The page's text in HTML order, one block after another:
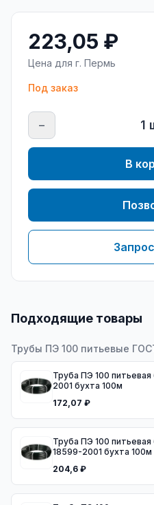
223,05 ₽
Цена для г. Пермь
Под заказ
− 1
В
Подходящие товары
Трубы ПЭ 100 питьевые
Труба ПЭ 100
2001 бухта 100м
172,07 ₽
Труба ПЭ 100
18599-2001 бухта 100м
204,6 ₽